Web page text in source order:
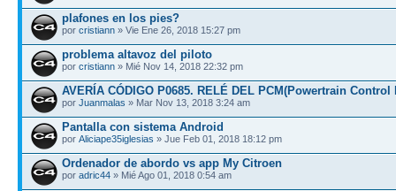
plafones en los pies?
por cristiann » Vie Ene 26, 2018 15:27 pm
problema altavoz del piloto
por cristiann » Mié Nov 14, 2018 22:32 pm
AVERÍA CÓDIGO P0685. RELÉ DEL PCM(Powertrain Control
por Juanmalas » Mar Nov 13, 2018 3:24 am
Pantalla con sistema Android
por Aliciape35iglesias » Jue Feb 01, 2018 18:12 pm
Ordenador de abordo vs app My Citroen
por adric44 » Mié Ago 01, 2018 0:54 am